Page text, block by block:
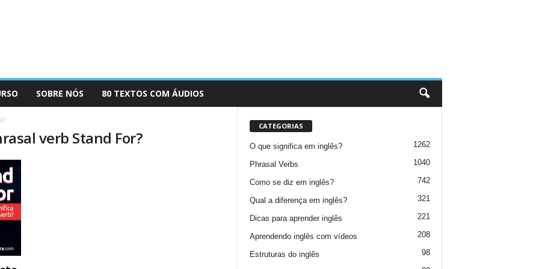
SOBRE NÓS 80 TEXTOS COM ÁUDIOS
verb Stand For?
CATEGORIAS
O que significa em inglês? 1262
Phrasal Verbs 1040
Como se diz em inglês? 742
Qual a diferença em inglês? 321
Dicas para aprender inglês 221
Aprendendo inglês com vídeos 208
Estruturas do inglês 98